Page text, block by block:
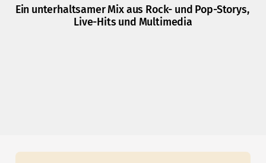
Ein unterhaltsamer Mix aus Rock- und Pop-Storys,
Live-Hits und Multimedia